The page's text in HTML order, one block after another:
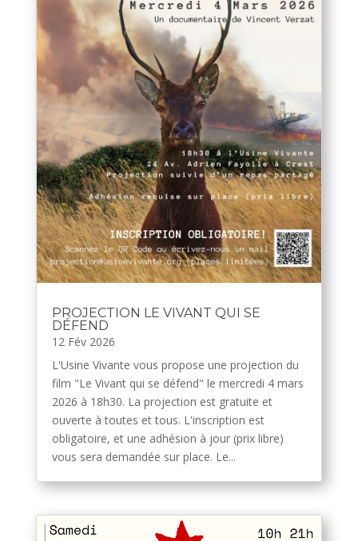
PROJECTION LE VIVANT QUI SE
DÉFEND
12 Fév 2026
L'Usine Vivante vous propose une projection du
film "Le Vivant qui se défend" le mercredi 4 mars
2026 à 18h30. La projection est gratuite et
ouverte à toutes et tous. L'inscription est
obligatoire, et une adhésion à jour (prix libre)
vous sera demandée sur place. Le...